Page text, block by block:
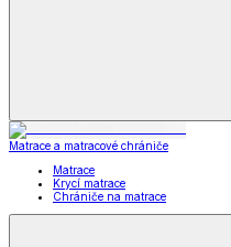
Matrace a matracové chrániče
Matrace
Krycí matrace
Chrániče na matrace